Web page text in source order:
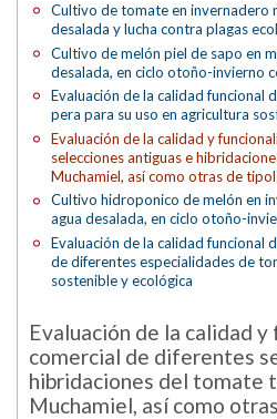
Cultivo de tomate en invernadero
desalada y lucha contra plagas
Cultivo de melón piel de sapo en
desalada, en ciclo otoño-invierno
Evaluación de la calidad funcional
pera para su uso en agricultura
Evaluación de la calidad y
selecciones antiguas e
Muchamiel, así como otras de
Cultivo hidroponico de melón en
agua desalada, en ciclo otoño-
Evaluación de la calidad funcional
de diferentes especialidades de
sostenible y ecológica
Evaluación de la calidad
comercial de diferentes
hibridaciones del tomate
Muchamiel, así como